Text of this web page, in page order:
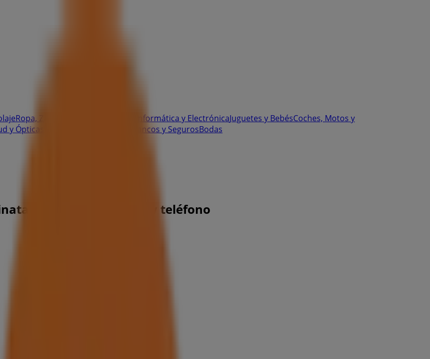
Ropa, Zapatos y Complementos Informática y ElectrónicaJuguetes y BebésCoches, Motos y
y Ópticas Bancos y SegurosBodas
- Ofertas, horarios y teléfono